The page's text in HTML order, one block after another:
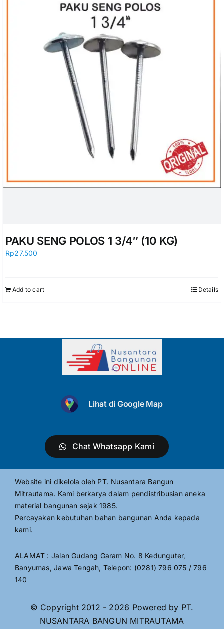
PAKU SENG POLOS 1 3/4″ (10 KG)
Rp27.500
Add to cart Details
Lihat di Google Map
Chat Whatsapp Kami
Website ini dikelola oleh PT. Nusantara Bangun
Mitrautama. Kami berkarya dalam pendistribusian aneka
material bangunan sejak 1985.
Percayakan kebutuhan bahan bangunan Anda kepada
kami.
ALAMAT : Jalan Gudang Garam No. 8 Kedunguter,
Banyumas, Jawa Tengah, Telepon: (0281) 796 075 / 796
140
© Copyright 2012 - 2026 Powered by PT.
NUSANTARA BANGUN MITRAUTAMA